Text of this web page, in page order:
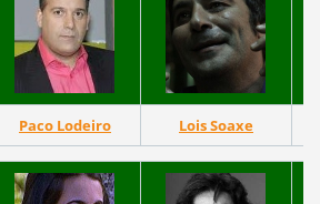
Paco Lodeiro Lois Soaxe